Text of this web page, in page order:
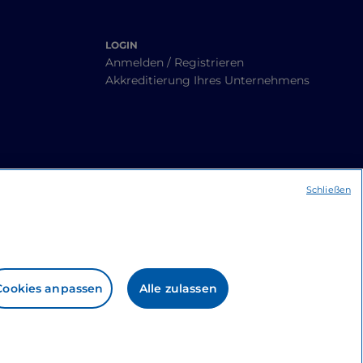
LOGIN
Anmelden / Registrieren
Akkreditierung Ihres Unternehmens
anpassen Alle zulassen
Schließen